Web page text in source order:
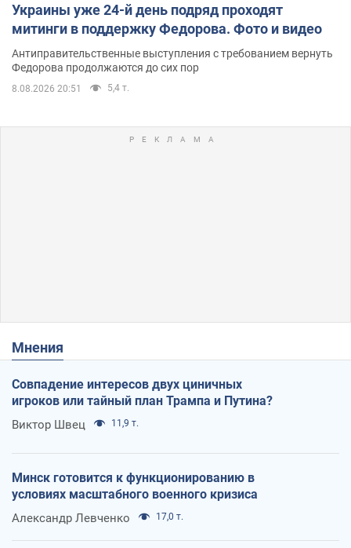
Украины уже 24-й день подряд проходят
митинги в поддержку Федорова. Фото и видео
Антиправительственные выступления с требованием вернуть
Федорова продолжаются до сих пор
8.08.2026 20:51 5,4 т.
Мнения
Совпадение интересов двух циничных
игроков или тайный план Трампа и Путина?
Виктор Швец 11,9 т.
Минск готовится к функционированию в
условиях масштабного военного кризиса
Александр Левченко 17,0 т.